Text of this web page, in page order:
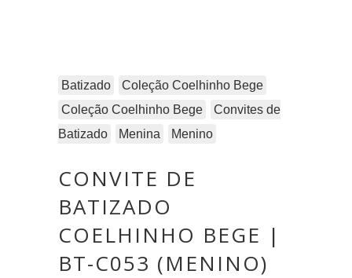
Batizado
Coleção Coelhinho Bege
Coleção Coelhinho Bege
Convites de
Batizado
Menina Menino
CONVITE DE
BATIZADO
COELHINHO BEGE |
BT-C053 (MENINO)